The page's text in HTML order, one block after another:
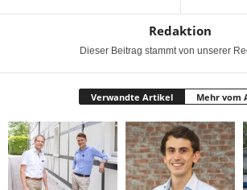
Redaktion
Dieser Beitrag stammt von unserer
Verwandte Artikel Mehr vom